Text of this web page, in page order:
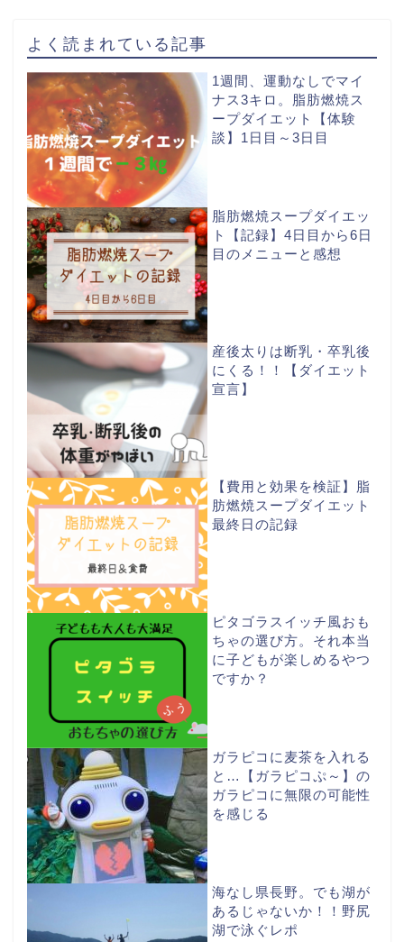
よく読まれている記事
1週間、運動なしでマイ
ナス3キロ。脂肪燃焼ス
ープダイエット【体験
談】1日目～3日目
脂肪燃焼スープダイエッ
ト【記録】4日目から6日
目のメニューと感想
産後太りは断乳・卒乳後
にくる！！【ダイエット
宣言】
【費用と効果を検証】脂
肪燃焼スープダイエット
最終日の記録
ピタゴラスイッチ風おも
ちゃの選び方。それ本当
に子どもが楽しめるやつ
ですか？
ガラピコに麦茶を入れる
と…【ガラピコぷ～】の
ガラピコに無限の可能性
を感じる
海なし県長野。でも湖が
あるじゃないか！！野尻
湖で泳ぐレポ